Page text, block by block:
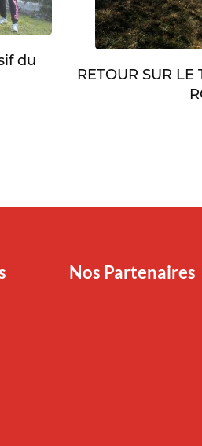
du
RETOUR SUR LE
Nos Partenaires